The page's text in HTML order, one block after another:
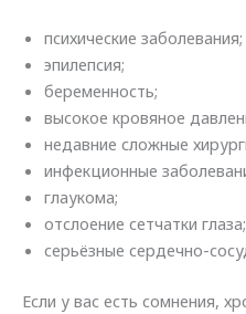
психические заболевания;
эпилепсия;
беременность;
высокое кровяное
недавние сложные
инфекционные
глаукома;
отслоение сетчатки глаза;
серьёзные сердечно-
Если у вас есть сомнения,